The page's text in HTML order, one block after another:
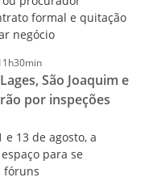
formal e quitação
negócio
São Joaquim e
por inspeções
e 13 de agosto, a
para se
fóruns